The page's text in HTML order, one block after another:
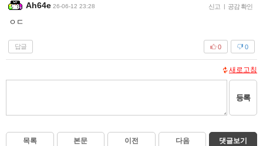
Ah64e 26-06-12 23:28 신고 공감 확인
ㅇㄷ
답글 0
0
새로고침
등록
목록 본문 이전 다음 댓글보기